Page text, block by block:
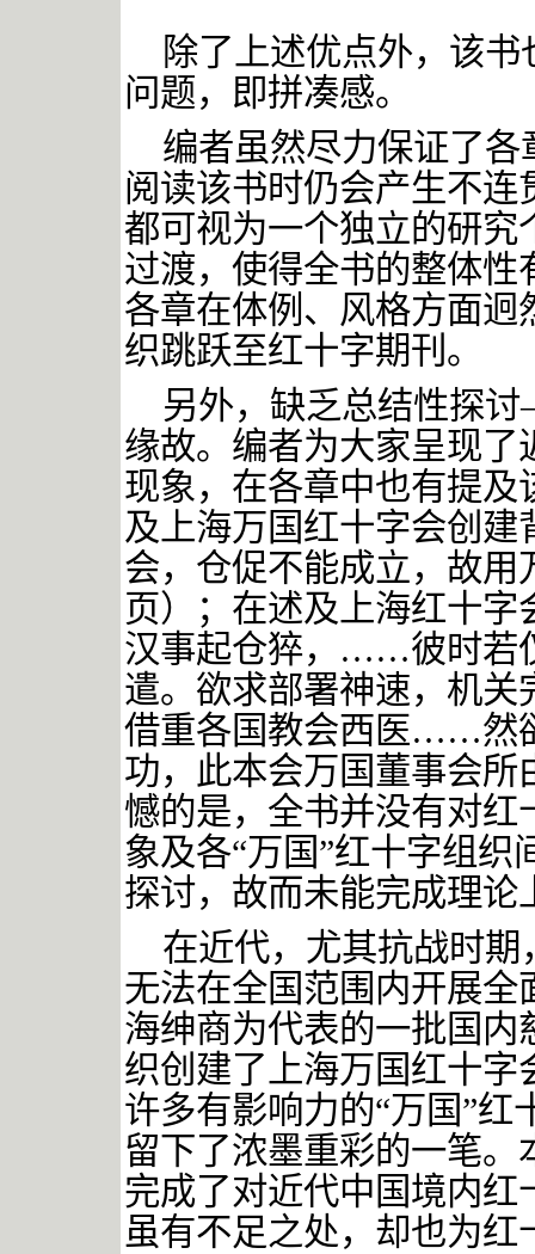
除了上述优点外，该
问题，即拼凑感。
编者虽然尽力保证了
阅读该书时仍会产生不
都可视为一个独立的研
过渡，使得全书的整体
各章在体例、风格方面
织跳跃至红十字期刊。
另外，缺乏总结性探讨
缘故。编者为大家呈现了
现象，在各章中也有提
及上海万国红十字会创建
会，仓促不能成立，故用
页）；在述及上海红十
汉事起仓猝， ……彼时若
遣。欲求部署神速，机
借重各国教会西医……然
功，此本会万国董事会所
憾的是，全书并没有对红
象及各“万国”红十字组
探讨，故而未能完成理论
在近代，尤其抗战时
无法在全国范围内开展
海绅商为代表的一批国
织创建了上海万国红十
许多有影响力的“万国”红
留下了浓墨重彩的一笔
完成了对近代中国境内红
虽有不足之处，却也为